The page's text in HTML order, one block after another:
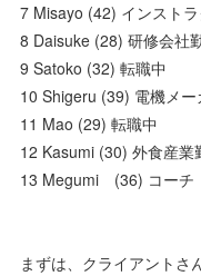
7 Misayo (42) インスト
8 Daisuke (28) 研修会社
9 Satoko (32) 転職中
10 Shigeru (39) 電機メ
11 Mao (29) 転職中
12 Kasumi (30) 外食産業
13 Megumi (36) コーチ
まずは、クライアントさ